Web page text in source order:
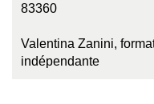
83360
Valentina Zanini,
indépendante